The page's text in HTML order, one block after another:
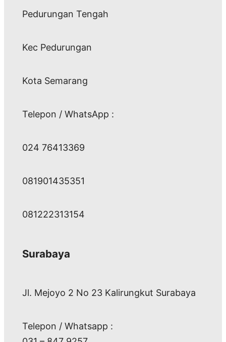
Pedurungan Tengah
Kec Pedurungan
Kota Semarang
Telepon / WhatsApp :
024 76413369
081901435351
081222313154
Surabaya
Jl. Mejoyo 2 No 23 Kalirungkut Surabaya
Telepon / Whatsapp :